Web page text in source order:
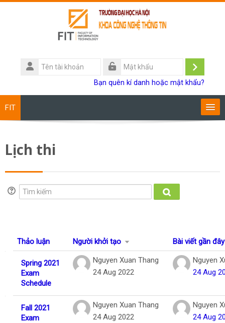
Tên
tài
Đăng
Bạn quên kí danh hoặc mật khẩu?
FIT
Giảng viên
Sinh viên
Tiếng Việt
Tìm
kiếm
khoá
Gửi
Lịch thi
Tìm kiếm
Tìm kiếm
Danh sách các cuộc thảo luận. Đang
Thảo luận Người khởi tạo Bài viết gần
Spring 2021
Exam
Schedule
Nguyen Xuan Thang
24 Aug 2022
Nguyen
24 Aug
Fall 2021
Exam
Nguyen Xuan Thang
24 Aug 2022
Nguyen
24 Aug